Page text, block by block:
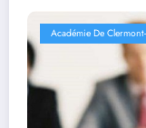
Académie De